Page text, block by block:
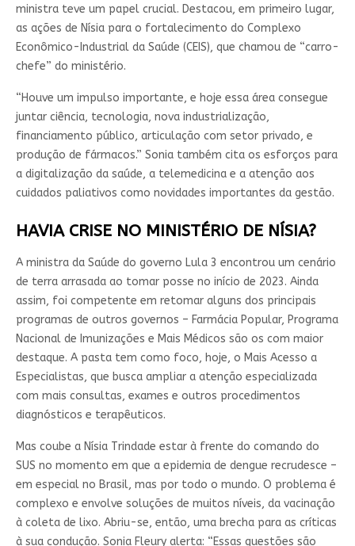
ministra teve um papel crucial. Destacou, em primeiro lugar,
as ações de Nísia para o fortalecimento do Complexo
Econômico-Industrial da Saúde (CEIS), que chamou de “carro-
chefe” do ministério.
“Houve um impulso importante, e hoje essa área consegue
juntar ciência, tecnologia, nova industrialização,
financiamento público, articulação com setor privado, e
produção de fármacos.” Sonia também cita os esforços para
a digitalização da saúde, a telemedicina e a atenção aos
cuidados paliativos como novidades importantes da gestão.
HAVIA CRISE NO MINISTÉRIO DE NÍSIA?
A ministra da Saúde do governo Lula 3 encontrou um cenário
de terra arrasada ao tomar posse no início de 2023. Ainda
assim, foi competente em retomar alguns dos principais
programas de outros governos – Farmácia Popular, Programa
Nacional de Imunizações e Mais Médicos são os com maior
destaque. A pasta tem como foco, hoje, o Mais Acesso a
Especialistas, que busca ampliar a atenção especializada
com mais consultas, exames e outros procedimentos
diagnósticos e terapêuticos.
Mas coube a Nísia Trindade estar à frente do comando do
SUS no momento em que a epidemia de dengue recrudesce –
em especial no Brasil, mas por todo o mundo. O problema é
complexo e envolve soluções de muitos níveis, da vacinação
à coleta de lixo. Abriu-se, então, uma brecha para as críticas
à sua condução. Sonia Fleury alerta: “Essas questões são